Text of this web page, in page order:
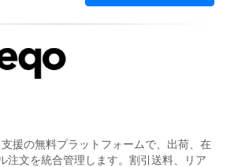
援の無料プラットフォームで、出荷、在
注文を統合管理します。割引送料、リア